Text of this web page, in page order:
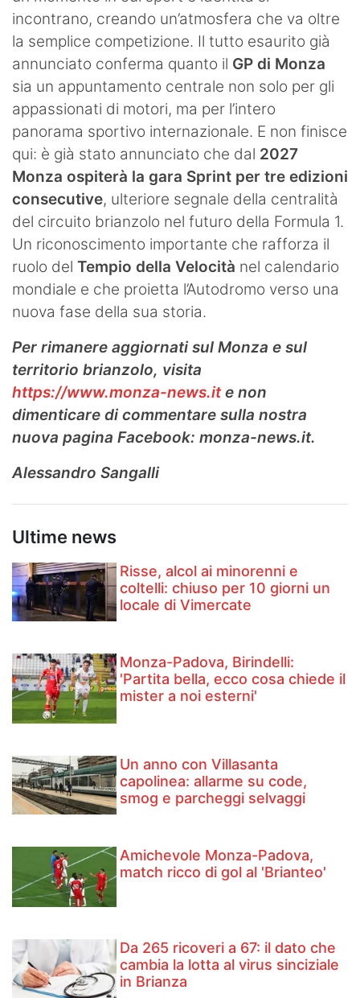
incontrano, creando un’atmosfera che va oltre
la semplice competizione. Il tutto esaurito già
annunciato conferma quanto il GP di Monza
sia un appuntamento centrale non solo per gli
appassionati di motori, ma per l’intero
panorama sportivo internazionale. E non finisce
qui: è già stato annunciato che dal 2027
Monza ospiterà la gara Sprint per tre edizioni
consecutive, ulteriore segnale della centralità
del circuito brianzolo nel futuro della Formula 1.
Un riconoscimento importante che rafforza il
ruolo del Tempio della Velocità nel calendario
mondiale e che proietta l’Autodromo verso una
nuova fase della sua storia.
Per rimanere aggiornati sul Monza e sul
territorio brianzolo, visita
https://www.monza-news.ite non
dimenticare di commentare sulla nostra
nuova pagina Facebook: monza-news.it.
Alessandro Sangalli
Ultime news
Risse, alcol ai minorenni e
coltelli: chiuso per 10 giorni un
locale di Vimercate
Monza-Padova, Birindelli:
'Partita bella, ecco cosa chiede il
mister a noi esterni'
Un anno con Villasanta
capolinea: allarme su code,
smog e parcheggi selvaggi
Amichevole Monza-Padova,
match ricco di gol al 'Brianteo'
Da 265 ricoveri a 67: il dato che
cambia la lotta al virus sinciziale
in Brianza